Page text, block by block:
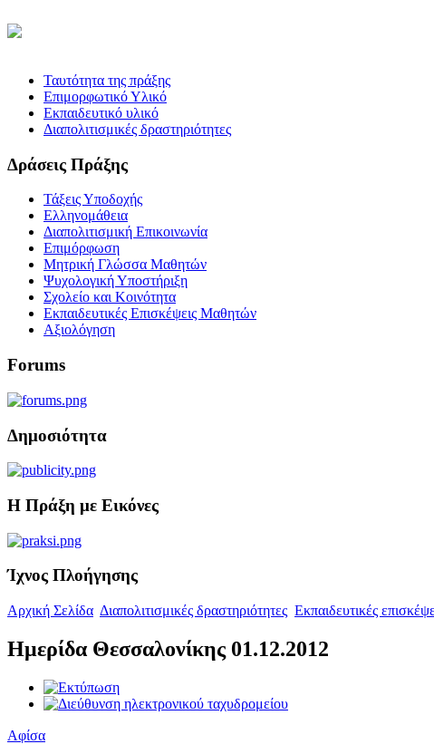
Ταυτότητα της πράξης
Επιμορφωτικό Υλικό
Εκπαιδευτικό υλικό
Διαπολιτισμικές δραστηριότητες
Δράσεις Πράξης
Τάξεις Υποδοχής
Ελληνομάθεια
Διαπολιτισμική Επικοινωνία
Επιμόρφωση
Μητρική Γλώσσα Μαθητών
Ψυχολογική Υποστήριξη
Σχολείο και Κοινότητα
Εκπαιδευτικές Επισκέψεις Μαθητών
Αξιολόγηση
Forums
Δημοσιότητα
Η Πράξη με Εικόνες
Ίχνος Πλοήγησης
Αρχική Σελίδα Διαπολιτισμικές δραστηριότητες Εκπαιδευτικές
Ημερίδα Θεσσαλονίκης 01.12.2012
Αφίσα